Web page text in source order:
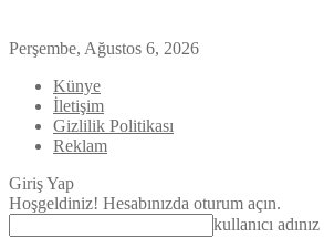
Perşembe, Ağustos 6, 2026
Künye
İletişim
Gizlilik Politikası
Reklam
Giriş Yap
Hoşgeldiniz! Hesabınızda oturum açın.
kullanıcı adınız